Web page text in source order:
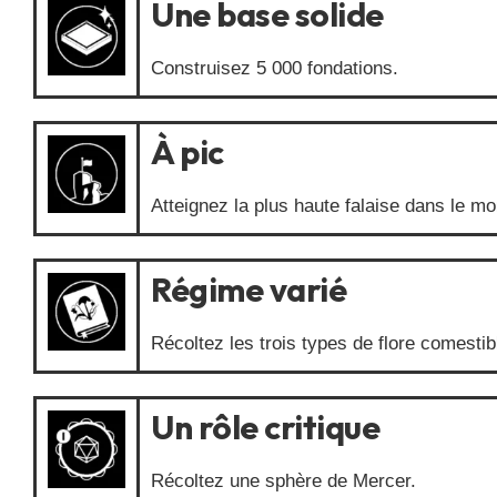
Une base solide
Construisez 5 000 fondations.
À pic
Atteignez la plus haute falaise dans le
Régime varié
Récoltez les trois types de flore
Un rôle critique
Récoltez une sphère de Mercer.